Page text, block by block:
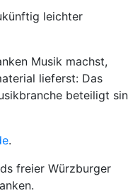
leichter
Musik machst,
lieferst: Das
beteiligt
.
freier Würzburger